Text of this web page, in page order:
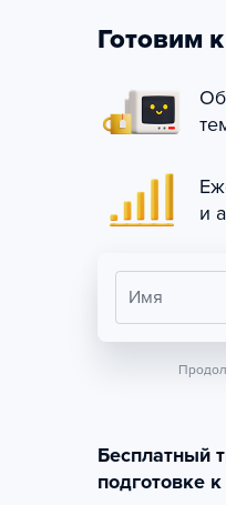
Готовим
и
Имя
Бесплатный
подготовке